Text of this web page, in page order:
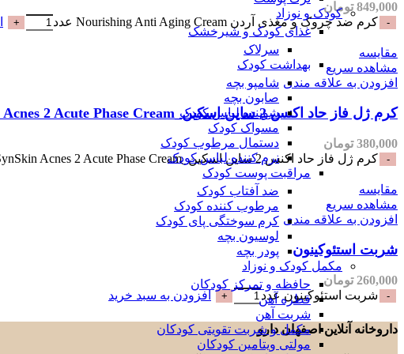
کودک و نوزاد
غذای کودک و شیرخشک
سرلاک
بهداشت کودک
شامپو بچه
صابون بچه
شوینده لباس کودک
مسواک کودک
دستمال مرطوب کودک
نرم کننده لباس کودک
مراقبت پوست کودک
ضد آفتاب کودک
مرطوب کننده کودک
کرم سوختگی پای کودک
لوسیون بچه
پودر بچه
مکمل کودک و نوزاد
حافظه و تمرکز کودکان
قطره آهن
شربت آهن
مکمل و شربت تقویتی کودکان
مولتی ویتامین کودکان
849,000 تومان
کرم ضد چروک و مغذی آردن Nourishing Anti Aging Cream عدد
مقایسه
مشاهده سریع
افزودن به علاقه مندی
کرم ژل فاز حاد اکنس 2 ساین اسکین_SynSkin Acnes 2 Acute Phase Cream
380,000 تومان
کرم ژل فاز حاد اکنس 2 ساین اسکین_SynSkin Acnes 2 Acute Phase Cream عدد
مقایسه
مشاهده سریع
افزودن به علاقه مندی
شربت استئوکینون
260,000 تومان
شربت استئوکینون عدد
افزودن به سبد خرید
داروخانه آنلاین اصفهان دارو